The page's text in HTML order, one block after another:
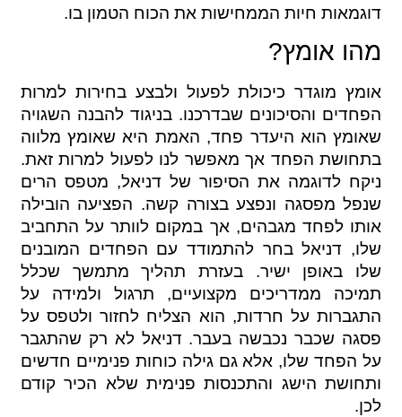
דוגמאות חיות הממחישות את הכוח הטמון בו.
מהו אומץ?
אומץ מוגדר כיכולת לפעול ולבצע בחירות למרות
הפחדים והסיכונים שבדרכנו. בניגוד להבנה השגויה
שאומץ הוא היעדר פחד, האמת היא שאומץ מלווה
בתחושת הפחד אך מאפשר לנו לפעול למרות זאת.
ניקח לדוגמה את הסיפור של דניאל, מטפס הרים
שנפל מפסגה ונפצע בצורה קשה. הפציעה הובילה
אותו לפחד מגבהים, אך במקום לוותר על התחביב
שלו, דניאל בחר להתמודד עם הפחדים המובנים
שלו באופן ישיר. בעזרת תהליך מתמשך שכלל
תמיכה ממדריכים מקצועיים, תרגול ולמידה על
התגברות על חרדות, הוא הצליח לחזור ולטפס על
פסגה שכבר נכבשה בעבר. דניאל לא רק שהתגבר
על הפחד שלו, אלא גם גילה כוחות פנימיים חדשים
ותחושת הישג והתכנסות פנימית שלא הכיר קודם
לכן.